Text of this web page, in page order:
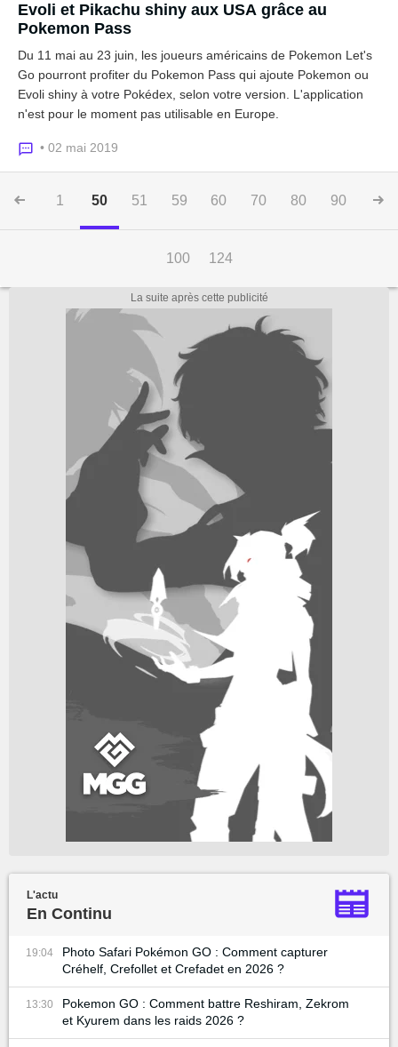
Evoli et Pikachu shiny aux USA grâce au
Pokemon Pass
Du 11 mai au 23 juin, les joueurs américains de Pokemon Let's
Go pourront profiter du Pokemon Pass qui ajoute Pokemon ou
Evoli shiny à votre Pokédex, selon votre version. L'application
n'est pour le moment pas utilisable en Europe.
• 02 mai 2019
1 50 51 59 60 70 80 90
100 124
L'actu
En Continu
19:04
Photo Safari Pokémon GO : Comment capturer
Créhelf, Crefollet et Crefadet en 2026 ?
13:30
Pokemon GO : Comment battre Reshiram, Zekrom
et Kyurem dans les raids 2026 ?